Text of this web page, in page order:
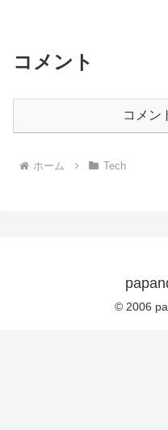
コメント
コメン
ホーム Tech
© 2006